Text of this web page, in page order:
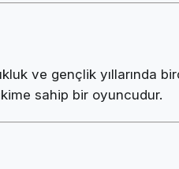
ve gençlik yıllarında
sahip bir oyuncudur.